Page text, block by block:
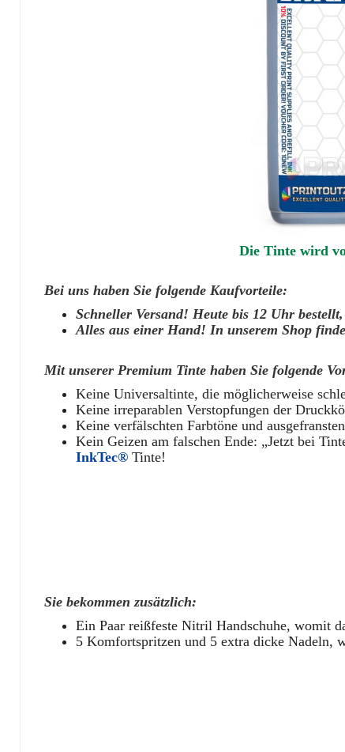
Die Tinte wird
Bei uns haben Sie folgende Kaufvorteile:
Schneller Versand! Heute bis 12 Uhr
Alles aus einer Hand! In unserem Shop
Mit unserer Premium Tinte haben Sie folgende
Keine Universaltinte, die möglicherweise
Keine irreparablen Verstopfungen der
Keine verfälschten Farbtöne und
Kein Geizen am falschen Ende: „Jetzt bei
InkTec® Tinte!
Sie bekommen zusätzlich:
Ein Paar reißfeste Nitril Handschuhe, womit
5 Komfortspritzen und 5 extra dicke Nadeln,